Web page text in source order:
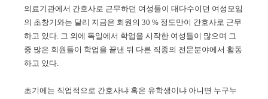
의료기관에서 간호사로 근무하던 여성들이 대다수이던 여성모임
의 초창기와는 달리 지금은 회원의 30 % 정도만이 간호사로 근무
하고 있다. 그 외에 독일에서 학업을 시작한 여성들이 많으며 그
중 많은 회원들이 학업을 끝낸 뒤 다른 직종의 전문분야에서 활동
하고 있다.
초기에는 직업적으로 간호사냐 혹은 유학생이냐 아니면 누구누